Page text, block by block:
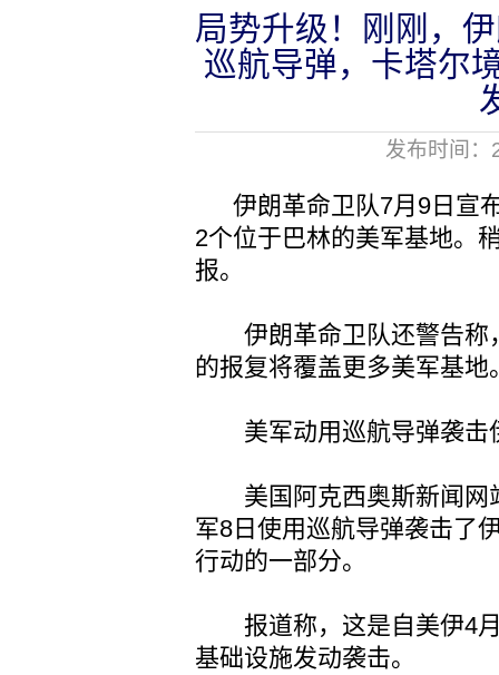
局势升级！刚刚，
巡航导弹，卡塔尔
发布时间
伊朗革命卫队7月9日宣
2个位于巴林的美军基地。
报。
伊朗革命卫队还警告称
的报复将覆盖更多美军基地
美军动用巡航导弹袭击
美国阿克西奥斯新闻网
军8日使用巡航导弹袭击了
行动的一部分。
报道称，这是自美伊4月
基础设施发动袭击。